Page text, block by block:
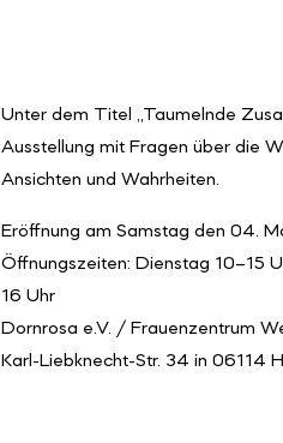
Unter dem Titel „Taumelnde
Ausstellung mit Fragen über die
Ansichten und Wahrheiten.
Eröffnung am Samstag den 04.
Öffnungszeiten: Dienstag 10–15
16 Uhr
Dornrosa e.V. / Frauenzentrum
Karl-Liebknecht-Str. 34 in 06114